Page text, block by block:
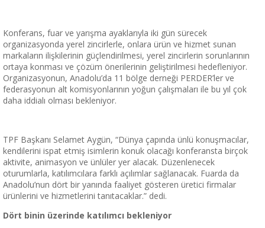
Konferans, fuar ve yarışma ayaklarıyla iki gün sürecek
organizasyonda yerel zincirlerle, onlara ürün ve hizmet sunan
markaların ilişkilerinin güçlendirilmesi, yerel zincirlerin sorunlarının
ortaya konması ve çözüm önerilerinin geliştirilmesi hedefleniyor.
Organizasyonun, Anadolu’da 11 bölge derneği PERDER’ler ve
federasyonun alt komisyonlarının yoğun çalışmaları ile bu yıl çok
daha iddialı olması bekleniyor.
TPF Başkanı Selamet Aygün, “Dünya çapında ünlü konuşmacılar,
kendilerini ispat etmiş isimlerin konuk olacağı konferansta birçok
aktivite, animasyon ve ünlüler yer alacak. Düzenlenecek
oturumlarla, katılımcılara farklı açılımlar sağlanacak. Fuarda da
Anadolu’nun dört bir yanında faaliyet gösteren üretici firmalar
ürünlerini ve hizmetlerini tanıtacaklar.” dedi.
Dört binin üzerinde katılımcı bekleniyor